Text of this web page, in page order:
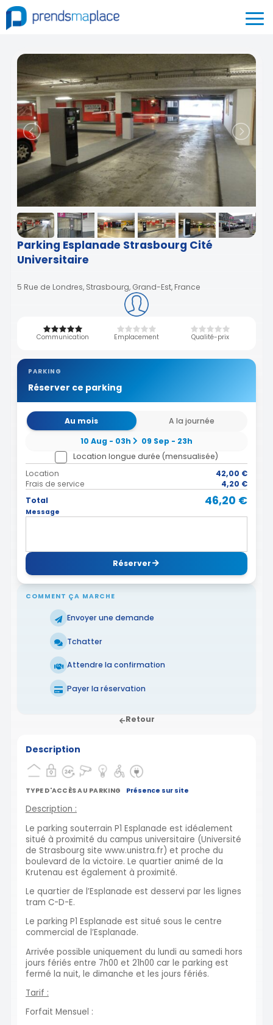
Parking Esplanade Strasbourg Cité
Universitaire
5 Rue de Londres, Strasbourg, Grand-Est, France
Communication Emplacement Qualité-prix
PARKING
Réserver ce parking
Au mois
A la journée
10 Aug - 03h
09 Sep - 23h
Location longue durée (mensualisée)
Location
42,00 €
Frais de service
4,20 €
Total
46,20 €
Message
Réserver
COMMENT ÇA MARCHE
Envoyer une demande
Tchatter
Attendre la confirmation
Payer la réservation
Retour
Description
TYPE D'ACCÈS AU PARKING Présence sur site
Description :
Le parking souterrain P1 Esplanade est idéalement
situé à proximité du campus universitaire (Université
de Strasbourg site www.unistra.fr) et proche du
boulevard de la victoire. Le quartier animé de la
Krutenau est également à proximité.
Le quartier de l’Esplanade est desservi par les lignes
tram C-D-E.
Le parking P1 Esplanade est situé sous le centre
commercial de l’Esplanade.
Arrivée possible uniquement du lundi au samedi hors
jours fériés entre 7h00 et 21h00 car le parking est
fermé la nuit, le dimanche et les jours fériés.
Tarif :
Forfait Mensuel :